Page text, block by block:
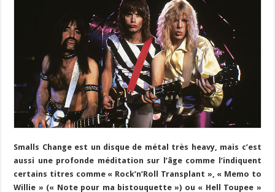
Smalls Change est un disque de métal très heavy, mais c’est
aussi une profonde méditation sur l’âge comme l’indiquent
certains titres comme « Rock’n’Roll Transplant », « Memo to
Willie » (« Note pour ma bistouquette ») ou « Hell Toupee »